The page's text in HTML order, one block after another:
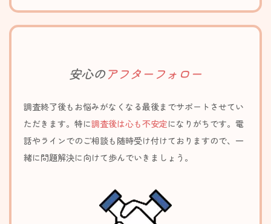
安心のアフターフォロー
調査終了後もお悩みがなくなる最後までサポートさせてい
ただきます。特に調査後は心も不安定になりがちです。電
話やラ インでのご相談も随時受け付けておりますので、一
緒に問題解決に向けて歩んでいきましょう。